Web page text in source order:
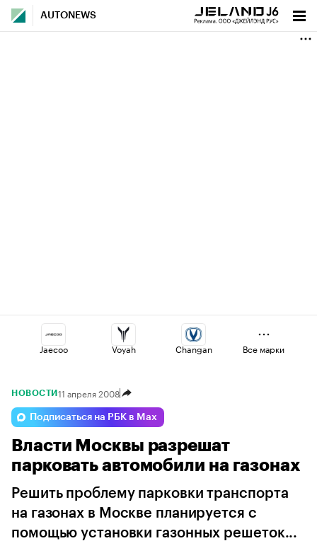
AUTONEWS
Jaecoo Voyah Changan
Haval Geely
Volga Omoda Lada
Все марки
НОВОСТИ 11 апреля 2008
Подписаться на РБК в Max
Власти Москвы разрешат
парковать автомобили на газонах
Решить проблему парковки транспорта
на газонах в Москве планируется с
помощью установки газонных решеток...